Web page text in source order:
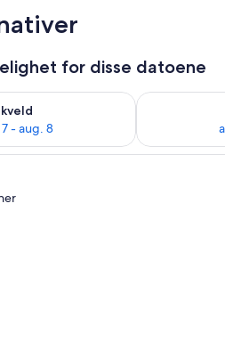
for disse datoene
kveld
- aug. 8
for i kveld, aug. 7 - aug. 8
Sjekk
Dundyner, senger med